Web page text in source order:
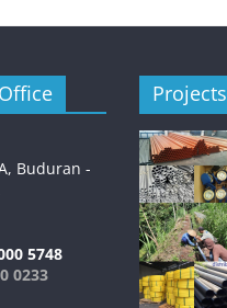
Buduran -
5748
0233
Projects